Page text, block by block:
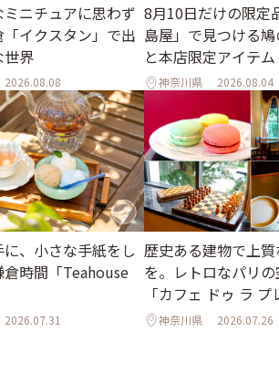
ニチュアに思わず
イクスタン」で出
世界
2026.08.08
8月10日だけの限
島屋」で見つける
と本店限定アイテム
神奈川県 2026.08.04
、小さな手紙をし
倉時間「Teahouse
2026.07.31
歴史ある建物で上
を。レトロなパリ
「カフェ ドゥ ラ プ
神奈川県 2026.07.26